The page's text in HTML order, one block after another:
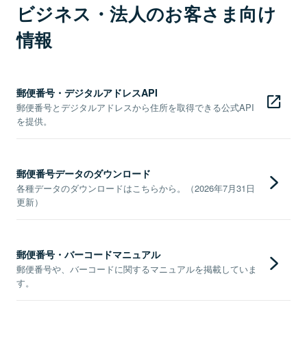
ビジネス・法人のお客さま向け
情報
郵便番号・デジタルアドレスAPI
郵便番号とデジタルアドレスから住所を取得できる公式API
を提供。
郵便番号データのダウンロード
各種データのダウンロードはこちらから。（2026年7月31日
更新）
郵便番号・バーコードマニュアル
郵便番号や、バーコードに関するマニュアルを掲載していま
す。